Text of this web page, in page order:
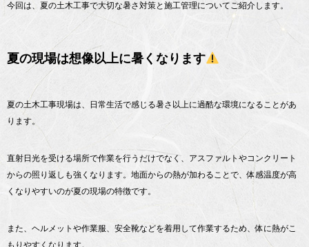
今回は、夏の土木工事で大切な暑さ対策と施工管理についてご紹介します。
夏の現場は想像以上に暑くなります
夏の土木工事現場は、日常生活で感じる暑さ以上に過酷な環境になることがあ
ります。
直射日光を受ける場所で作業を行うだけでなく、アスファルトやコンクリート
からの照り返しも強くなります。地面からの熱が加わることで、体感温度が高
くなりやすいのが夏の現場の特徴です。
また、ヘルメットや作業服、安全靴などを着用して作業するため、体に熱がこ
もりやすくなります。